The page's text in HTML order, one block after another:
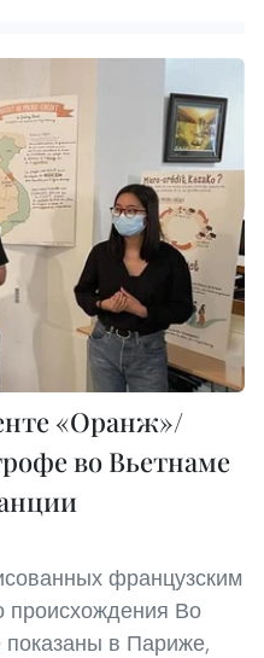
«Оранж»/
во Вьетнаме
французским
происхождения Во
в Париже,